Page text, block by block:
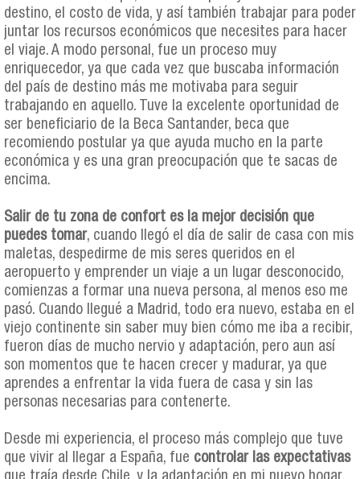
destino, el costo de vida, y así también trabajar para poder
juntar los recursos económicos que necesites para hacer
el viaje. A modo personal, fue un proceso muy
enriquecedor, ya que cada vez que buscaba información
del país de destino más me motivaba para seguir
trabajando en aquello. Tuve la excelente oportunidad de
ser beneficiario de la Beca Santander, beca que
recomiendo postular ya que ayuda mucho en la parte
económica y es una gran preocupación que te sacas de
encima.
Salir de tu zona de confort es la mejor decisión que
puedes tomar, cuando llegó el día de salir de casa con mis
maletas, despedirme de mis seres queridos en el
aeropuerto y emprender un viaje a un lugar desconocido,
comienzas a formar una nueva persona, al menos eso me
pasó. Cuando llegué a Madrid, todo era nuevo, estaba en el
viejo continente sin saber muy bien cómo me iba a recibir,
fueron días de mucho nervio y adaptación, pero aun así
son momentos que te hacen crecer y madurar, ya que
aprendes a enfrentar la vida fuera de casa y sin las
personas necesarias para contenerte.
Desde mi experiencia, el proceso más complejo que tuve
que vivir al llegar a España, fue controlar las expectativas